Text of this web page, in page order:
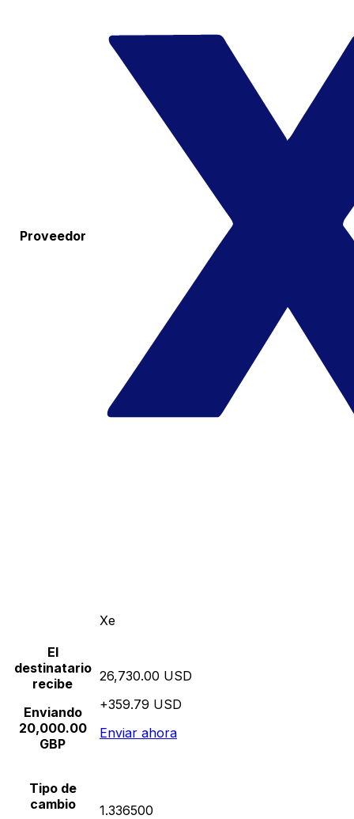
Proveedor
Xe
El
destinatario
recibe
Enviando
20,000.00
GBP
26,730.00 USD
+359.79 USD
Enviar ahora
Tipo de
cambio
1.336500